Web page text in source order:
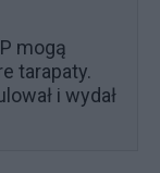
mogą
tarapaty.
i wydał